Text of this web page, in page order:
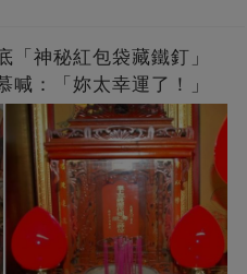
「神秘紅包袋藏鐵釘」
喊：「妳太幸運了！」